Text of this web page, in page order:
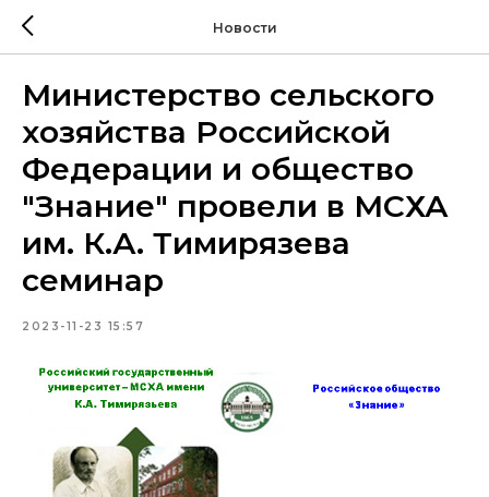
Новости
Министерство сельского
хозяйства Российской
Федерации и общество
"Знание" провели в МСХА
им. К.А. Тимирязева
семинар
2023-11-23 15:57